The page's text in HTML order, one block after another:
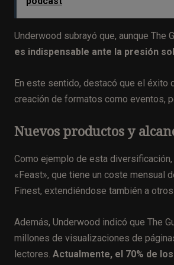
Underwood subrayó que, aunque The
es indispensable ante la presión
En este sentido, destacó que el
creación de formatos como eventos,
Nuevos productos y
Como ejemplo de esta
«Feast», que tiene un coste mensual
Finest, extendiéndose también a
Además, Underwood indicó que The
millones de visualizaciones de
lectores. Actualmente, el 70% de